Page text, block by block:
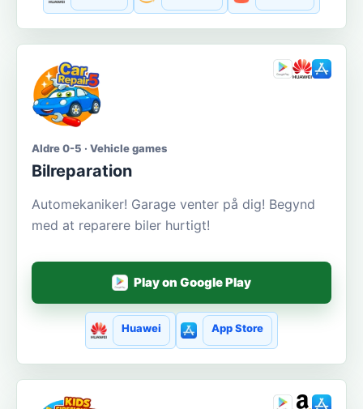
Aldre 0-5 · Vehicle games
Bilreparation
Automekaniker! Garage venter på dig! Begynd
med at reparere biler hurtigt!
Play on Google Play
Huawei App Store